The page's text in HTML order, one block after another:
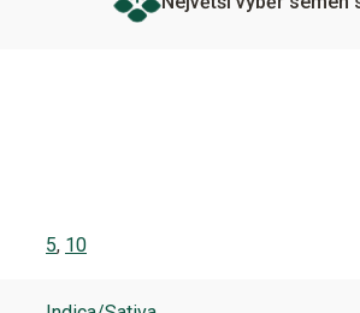
5, 10